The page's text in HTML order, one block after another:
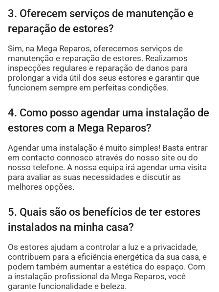
3. Oferecem serviços de manutenção e
reparação de estores?
Sim, na Mega Reparos, oferecemos serviços de
manutenção e reparação de estores. Realizamos
inspecções regulares e reparação de danos para
prolongar a vida útil dos seus estores e garantir que
funcionem sempre em perfeitas condições.
4. Como posso agendar uma instalação de
estores com a Mega Reparos?
Agendar uma instalação é muito simples! Basta entrar
em contacto connosco através do nosso site ou do
nosso telefone. A nossa equipa irá agendar uma visita
para avaliar as suas necessidades e discutir as
melhores opções.
5. Quais são os benefícios de ter estores
instalados na minha casa?
Os estores ajudam a controlar a luz e a privacidade,
contribuem para a eficiência energética da sua casa, e
podem também aumentar a estética do espaço. Com
a instalação profissional da Mega Reparos, você
garante funcionalidade e beleza.